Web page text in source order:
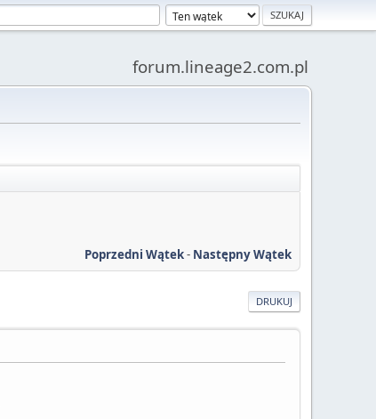
forum.lineage2.com.pl
Poprzedni Wątek- Następny Wątek
DRUKUJ